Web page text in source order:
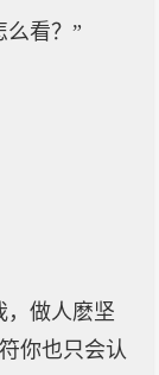
么看？”
，做人麽坚
你也只会认